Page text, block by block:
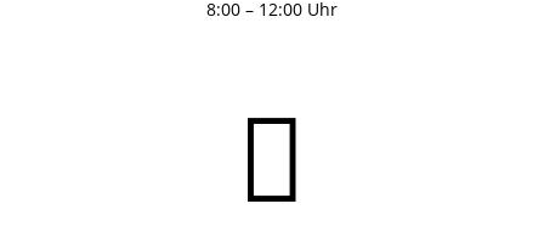
8:00 – 12:00 Uhr
